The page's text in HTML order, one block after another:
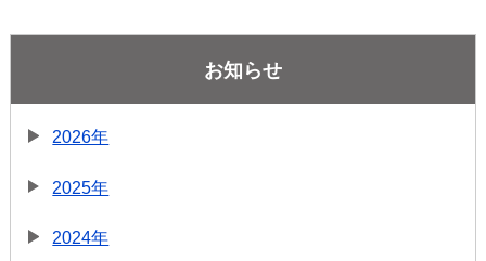
お知らせ
2026年
2025年
2024年